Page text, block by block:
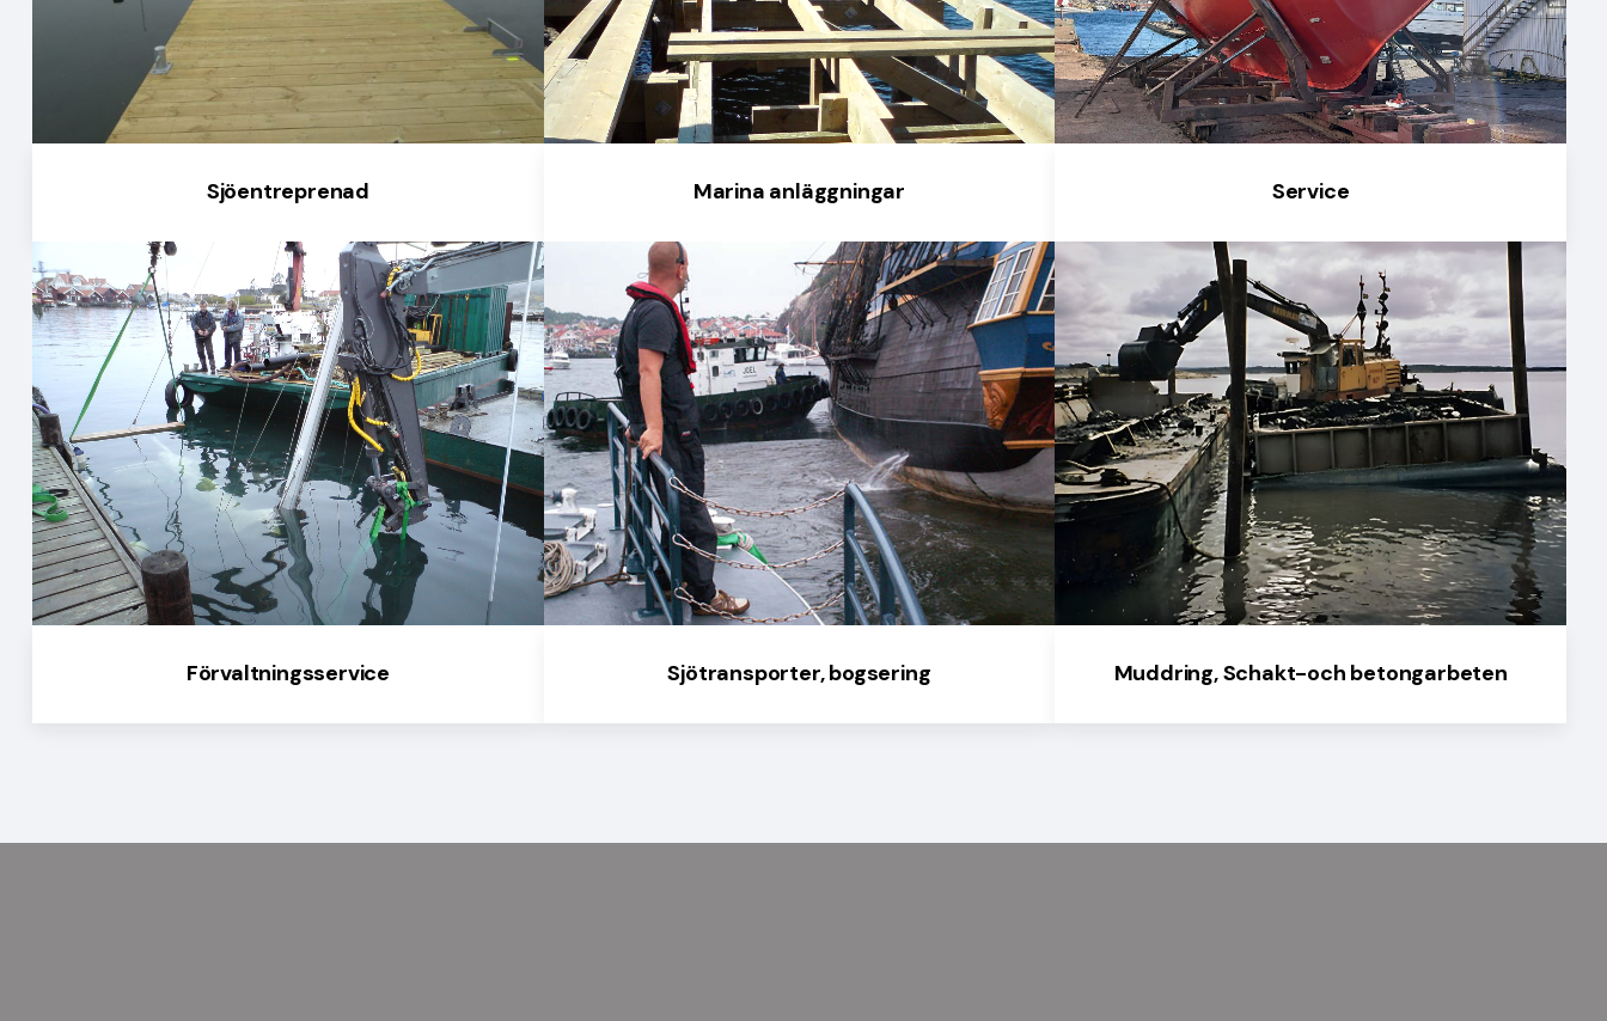
Sjöentreprenad Marina anläggningar Service
Förvaltningsservice Sjötransporter, bogsering Muddring, Schakt-och betongarbeten